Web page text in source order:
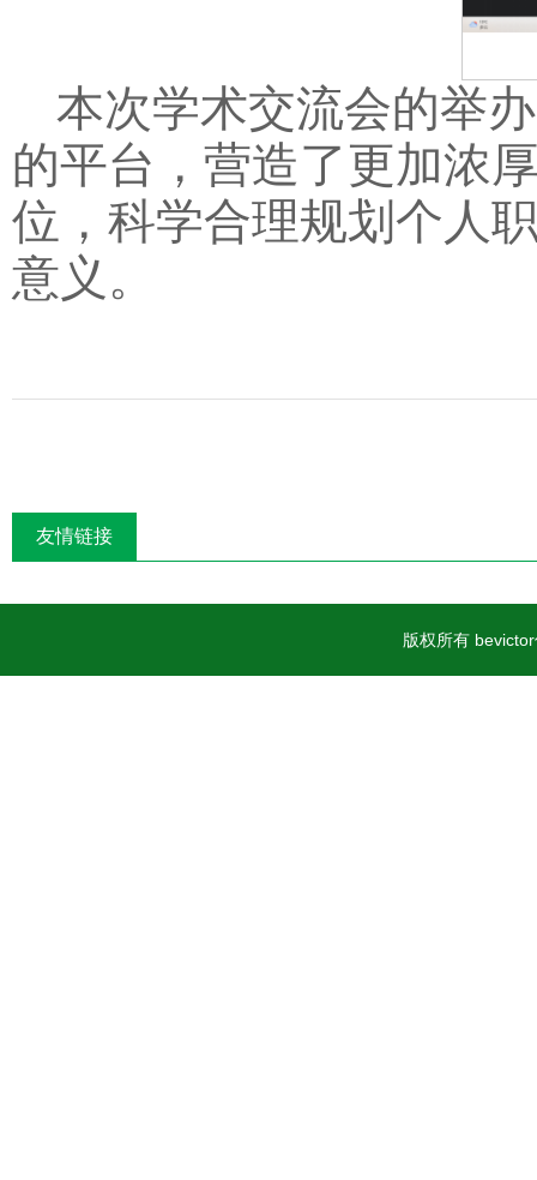
本次学术交流会的举
的平台，营造了更加浓
位，科学合理规划个人
意义。
友情链接
版权所有